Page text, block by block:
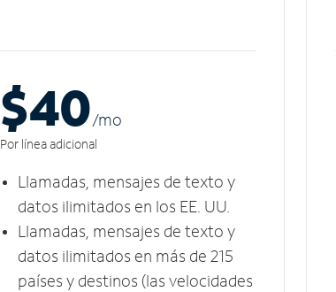
$40/mo
Por línea adicional
Llamadas, mensajes de texto y
datos ilimitados en los EE. UU.
Llamadas, mensajes de texto y
datos ilimitados en más de 215
países y destinos (las velocidades